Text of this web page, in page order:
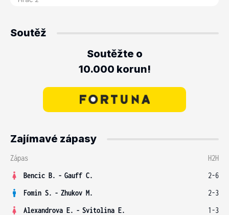
Soutěž
Soutěžte o
10.000 korun!
Zajímavé zápasy
Zápas
H2H
Bencic B. - Gauff C.
2-6
Fomin S. - Zhukov M.
2-3
Alexandrova E. - Svitolina E.
1-3